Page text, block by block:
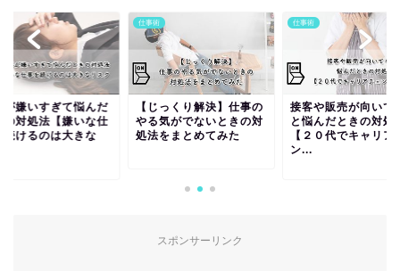
っくり解決】仕事の
気がでないときの対
をまとめてみた
仕事術
接客や販売が向いてない
と悩んだときの対処法
【２０代でキャリアチェ
仕事術
仕事が嫌いすぎて悩
ときの対処法【嫌い
事を続けるのは大き
リ...
スポンサーリンク